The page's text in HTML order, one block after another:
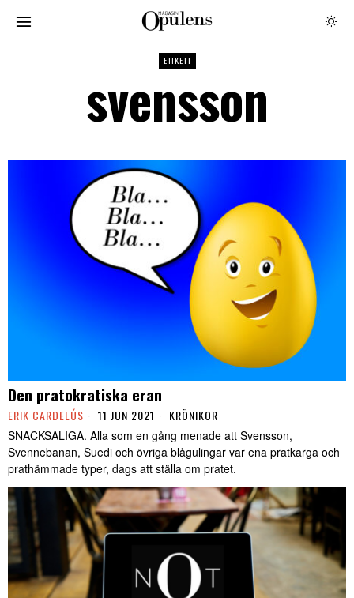
ETIKETT
svensson
Den pratokratiska eran
ERIK CARDELÚS 11 JUN 2021 KRÖNIKOR
SNACKSALIGA. Alla som en gång menade att Svensson,
Svennebanan, Suedi och övriga blågulingar var ena pratkarga och
prathämmade typer, dags att ställa om pratet.